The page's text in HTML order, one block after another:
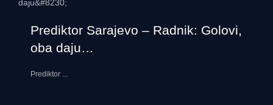
Prediktor Sarajevo – Radnik: Golovi,
oba daju…
Prediktor ...